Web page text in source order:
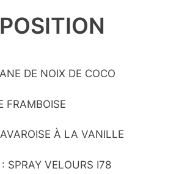
DE NOIX DE COCO
FRAMBOISE
À LA VANILLE
SPRAY VELOURS I78